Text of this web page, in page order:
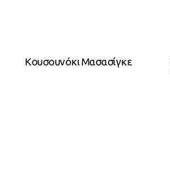
Κουσουνόκι Μασασίγκε